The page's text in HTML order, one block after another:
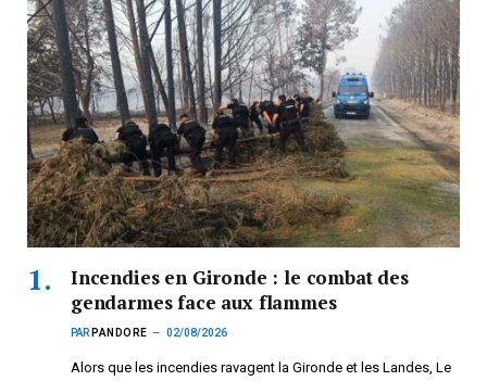
Incendies en Gironde : le combat des
gendarmes face aux flammes
PAR PANDORE 02/08/2026
Alors que les incendies ravagent la Gironde et les Landes, Le